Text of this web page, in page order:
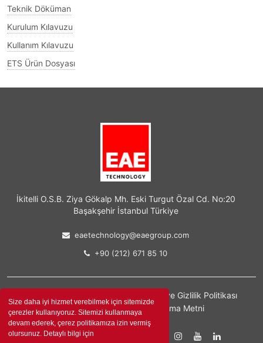
Size daha iyi hizmet verebilmek için sitemizde
çerezler kullanıyoruz. Sitemizi kullanmaya
devam ederek, çerez politikamıza izin vermiş
olursunuz. Detaylı bilgi için
KNX Sertifikası
Teknik Döküman
Kurulum Kılavuzu
Kullanım Kılavuzu
İkitelli O.S.B. Ziya Gökalp Mh. Eski Turgut Özal Cd. No:20
eaetechnology@eaegroup.com
Kişisel Verilerin Korunması, İşlenmesi ve Gizlilik Politikası
Kişisel Verilere İlişkin Aydınlatma Metni